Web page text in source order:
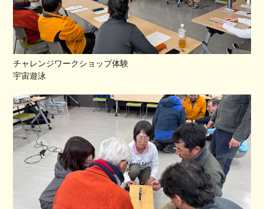
チャレンジワークショップ体験
宇宙遊泳